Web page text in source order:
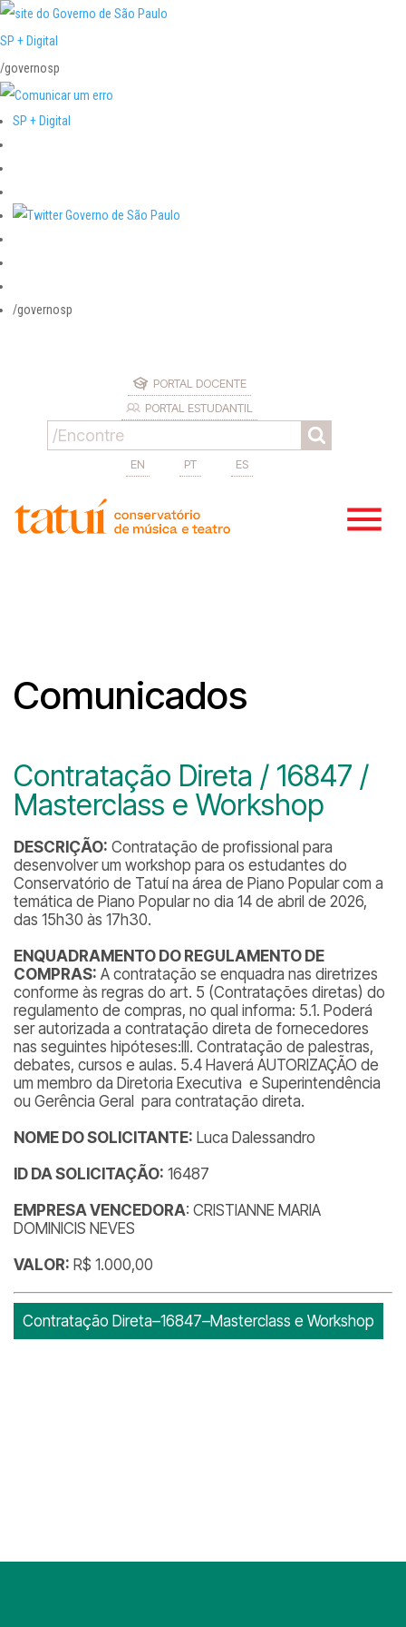
SP + Digital
/governosp
SP + Digital
/governosp
PORTAL DOCENTE
PORTAL ESTUDANTIL
EN PT ES
Comunicados
Contratação Direta / 16847 /
Masterclass e Workshop
DESCRIÇÃO: Contratação de profissional para
desenvolver um workshop para os estudantes do
Conservatório de Tatuí na área de Piano Popular com a
temática de Piano Popular no dia 14 de abril de 2026,
das 15h30 às 17h30.
ENQUADRAMENTO DO REGULAMENTO DE
COMPRAS: A contratação se enquadra nas diretrizes
conforme às regras do art. 5 (Contratações diretas) do
regulamento de compras, no qual informa: 5.1. Poderá
ser autorizada a contratação direta de fornecedores
nas seguintes hipóteses:III. Contratação de palestras,
debates, cursos e aulas. 5.4 Haverá AUTORIZAÇÃO de
um membro da Diretoria Executiva e Superintendência
ou Gerência Geral para contratação direta.
NOME DO SOLICITANTE: Luca Dalessandro
ID DA SOLICITAÇÃO: 16487
EMPRESA VENCEDORA: CRISTIANNE MARIA
DOMINICIS NEVES
VALOR: R$ 1.000,00
Contratação Direta–16847–Masterclass e Workshop